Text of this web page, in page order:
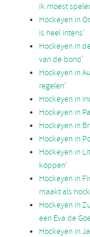
ik moest
Hockeyen in
is heel intens’
Hockeyen in
van de bond’
Hockeyen in
regelen’
Hockeyen in
Hockeyen in
Hockeyen in
Hockeyen in
Hockeyen in
koppen’
Hockeyen in
maakt als
Hockeyen in
een Eva de
Hockeyen in